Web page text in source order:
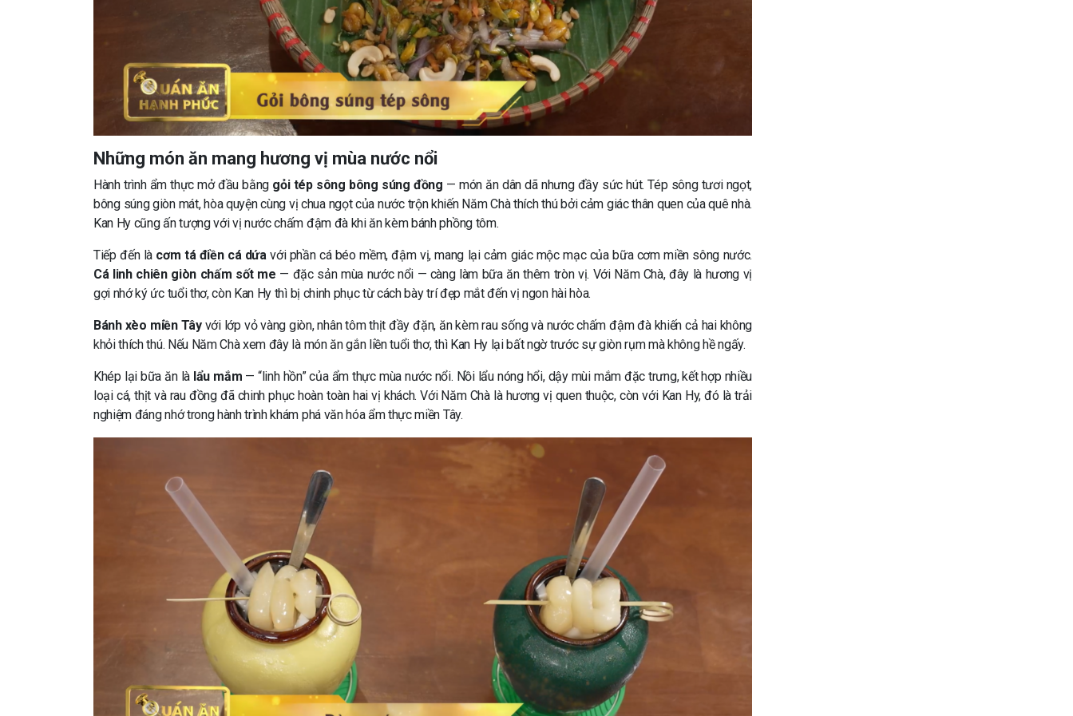
Những món ăn mang hương vị mùa nước nổi
Hành trình ẩm thực mở đầu bằng gỏi tép sông bông súng đồng — món ăn dân dã nhưng đầy sức hút. Tép sông tươi ngọt,
bông súng giòn mát, hòa quyện cùng vị chua ngọt của nước trộn khiến Năm Chà thích thú bởi cảm giác thân quen của quê nhà.
Kan Hy cũng ấn tượng với vị nước chấm đậm đà khi ăn kèm bánh phồng tôm.
Tiếp đến là cơm tá điền cá dứa với phần cá béo mềm, đậm vị, mang lại cảm giác mộc mạc của bữa cơm miền sông nước.
Cá linh chiên giòn chấm sốt me — đặc sản mùa nước nổi — càng làm bữa ăn thêm tròn vị. Với Năm Chà, đây là hương vị
gợi nhớ ký ức tuổi thơ, còn Kan Hy thì bị chinh phục từ cách bày trí đẹp mắt đến vị ngon hài hòa.
Bánh xèo miền Tâyvới lớp vỏ vàng giòn, nhân tôm thịt đầy đặn, ăn kèm rau sống và nước chấm đậm đà khiến cả hai không
khỏi thích thú. Nếu Năm Chà xem đây là món ăn gắn liền tuổi thơ, thì Kan Hy lại bất ngờ trước sự giòn rụm mà không hề ngấy.
Khép lại bữa ăn là lẩu mắm — “linh hồn” của ẩm thực mùa nước nổi. Nồi lẩu nóng hổi, dậy mùi mắm đặc trưng, kết hợp nhiều
loại cá, thịt và rau đồng đã chinh phục hoàn toàn hai vị khách. Với Năm Chà là hương vị quen thuộc, còn với Kan Hy, đó là trải
nghiệm đáng nhớ trong hành trình khám phá văn hóa ẩm thực miền Tây.